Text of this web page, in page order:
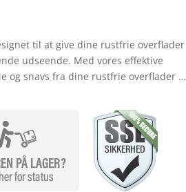
til at give dine rustfrie overflader
udseende. Med vores effektive
og snavs fra dine rustfrie overflader …